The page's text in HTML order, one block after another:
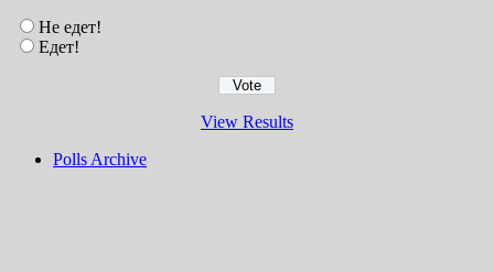
Не едет!
Едет!
View Results
Polls Archive